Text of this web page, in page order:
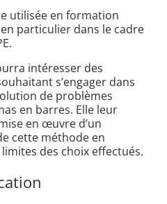
utilisée en formation
particulier dans le cadre
intéresser des
s’engager dans
de problèmes
en barres. Elle leur
en œuvre d’un
cette méthode en
des choix effectués.